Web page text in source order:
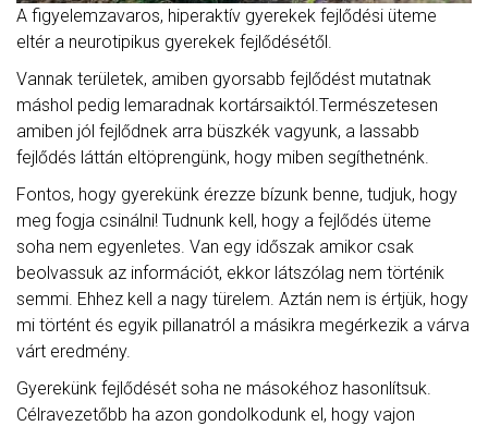
A figyelemzavaros, hiperaktív gyerekek fejlődési üteme
eltér a neurotipikus gyerekek fejlődésétől.
Vannak területek, amiben gyorsabb fejlődést mutatnak
máshol pedig lemaradnak kortársaiktól.Természetesen
amiben jól fejlődnek arra büszkék vagyunk, a lassabb
fejlődés láttán eltöprengünk, hogy miben segíthetnénk.
Fontos, hogy gyerekünk érezze bízunk benne, tudjuk, hogy
meg fogja csinálni! Tudnunk kell, hogy a fejlődés üteme
soha nem egyenletes. Van egy időszak amikor csak
beolvassuk az információt, ekkor látszólag nem történik
semmi. Ehhez kell a nagy türelem. Aztán nem is értjük, hogy
mi történt és egyik pillanatról a másikra megérkezik a várva
várt eredmény.
Gyerekünk fejlődését soha ne másokéhoz hasonlítsuk.
Célravezetőbb ha azon gondolkodunk el, hogy vajon